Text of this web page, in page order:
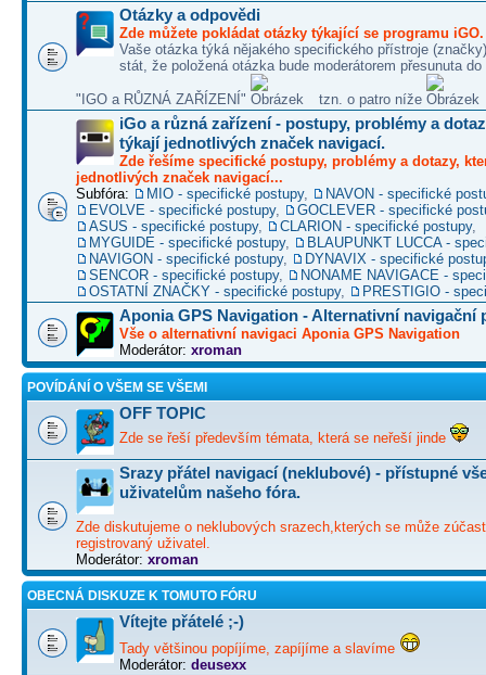
Otázky a odpovědi
Zde můžete pokládat otázky týkající se programu iGO.
Vaše otázka týká nějakého specifického přístroje
stát, že položená otázka bude moderátorem přesunuta do
"IGO a RŮZNÁ ZAŘÍZENÍ" tzn. o patro níže
iGo a různá zařízení - postupy, problémy a
týkají jednotlivých značek navigací.
Zde řešíme specifické postupy, problémy a dotazy,
jednotlivých značek navigací...
Subfóra:
MIO - specifické postupy,
NAVON - specifické
EVOLVE - specifické postupy,
GOCLEVER - specifické
ASUS - specifické postupy, CLARION - specifické postupy,
MYGUIDE - specifické postupy,
BLAUPUNKT LUCCA -
NAVIGON - specifické postupy,
DYNAVIX - specifické
SENCOR - specifické postupy,
NONAME NAVIGACE -
OSTATNÍ ZNAČKY - specifické postupy, PRESTIGIO -
Aponia GPS Navigation - Alternativní navigační
Vše o alternativní navigaci Aponia GPS Navigation
Moderátor: xroman
POVÍDÁNÍ O VŠEM SE VŠEMI
OFF TOPIC
Zde se řeší především témata, která se neřeší jinde
Srazy přátel navigací (neklubové) - přístupné
uživatelům našeho fóra.
Zde diskutujeme o neklubových srazech,kterých se může
registrovaný uživatel.
Moderátor: xroman
OBECNÁ DISKUZE K TOMUTO FÓRU
Vítejte přátelé ;-)
Tady většinou popíjíme, zapíjíme a slavíme
Moderátor: deusexx